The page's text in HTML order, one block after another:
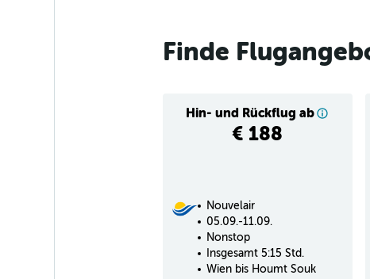
Finde
Hin- und Rückflug ab
€ 188
Nouvelair
05.09.-11.09.
Nonstop
Insgesamt 5:15 Std.
Wien bis Houmt Souk